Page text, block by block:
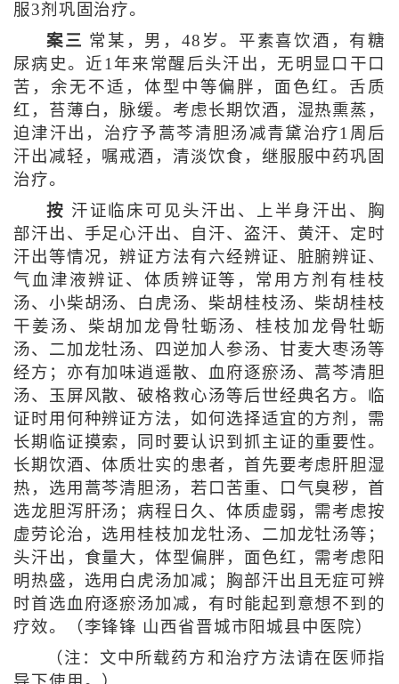
服3剂巩固治疗。
案三 常某，男，48岁。平素喜饮酒，有糖
尿病史。近1年来常醒后头汗出，无明显口干口
苦，余无不适，体型中等偏胖，面色红。舌质
红，苔薄白，脉缓。考虑长期饮酒，湿热熏蒸，
迫津汗出，治疗予蒿芩清胆汤减青黛治疗1周后
汗出减轻，嘱戒酒，清淡饮食，继服服中药巩固
治疗。
按 汗证临床可见头汗出、上半身汗出、胸
部汗出、手足心汗出、自汗、盗汗、黄汗、定时
汗出等情况，辨证方法有六经辨证、脏腑辨证、
气血津液辨证、体质辨证等，常用方剂有桂枝
汤、小柴胡汤、白虎汤、柴胡桂枝汤、柴胡桂枝
干姜汤、柴胡加龙骨牡蛎汤、桂枝加龙骨牡蛎
汤、二加龙牡汤、四逆加人参汤、甘麦大枣汤等
经方；亦有加味逍遥散、血府逐瘀汤、蒿芩清胆
汤、玉屏风散、破格救心汤等后世经典名方。临
证时用何种辨证方法，如何选择适宜的方剂，需
长期临证摸索，同时要认识到抓主证的重要性。
长期饮酒、体质壮实的患者，首先要考虑肝胆湿
热，选用蒿芩清胆汤，若口苦重、口气臭秽，首
选龙胆泻肝汤；病程日久、体质虚弱，需考虑按
虚劳论治，选用桂枝加龙牡汤、二加龙牡汤等；
头汗出，食量大，体型偏胖，面色红，需考虑阳
明热盛，选用白虎汤加减；胸部汗出且无症可辨
时首选血府逐瘀汤加减，有时能起到意想不到的
疗效。（李锋锋 山西省晋城市阳城县中医院）
（注：文中所载药方和治疗方法请在医师指